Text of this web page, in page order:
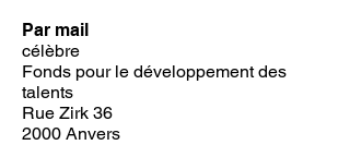
Par mail
célèbre
Fonds pour le développement des
talents
Rue Zirk 36
2000 Anvers